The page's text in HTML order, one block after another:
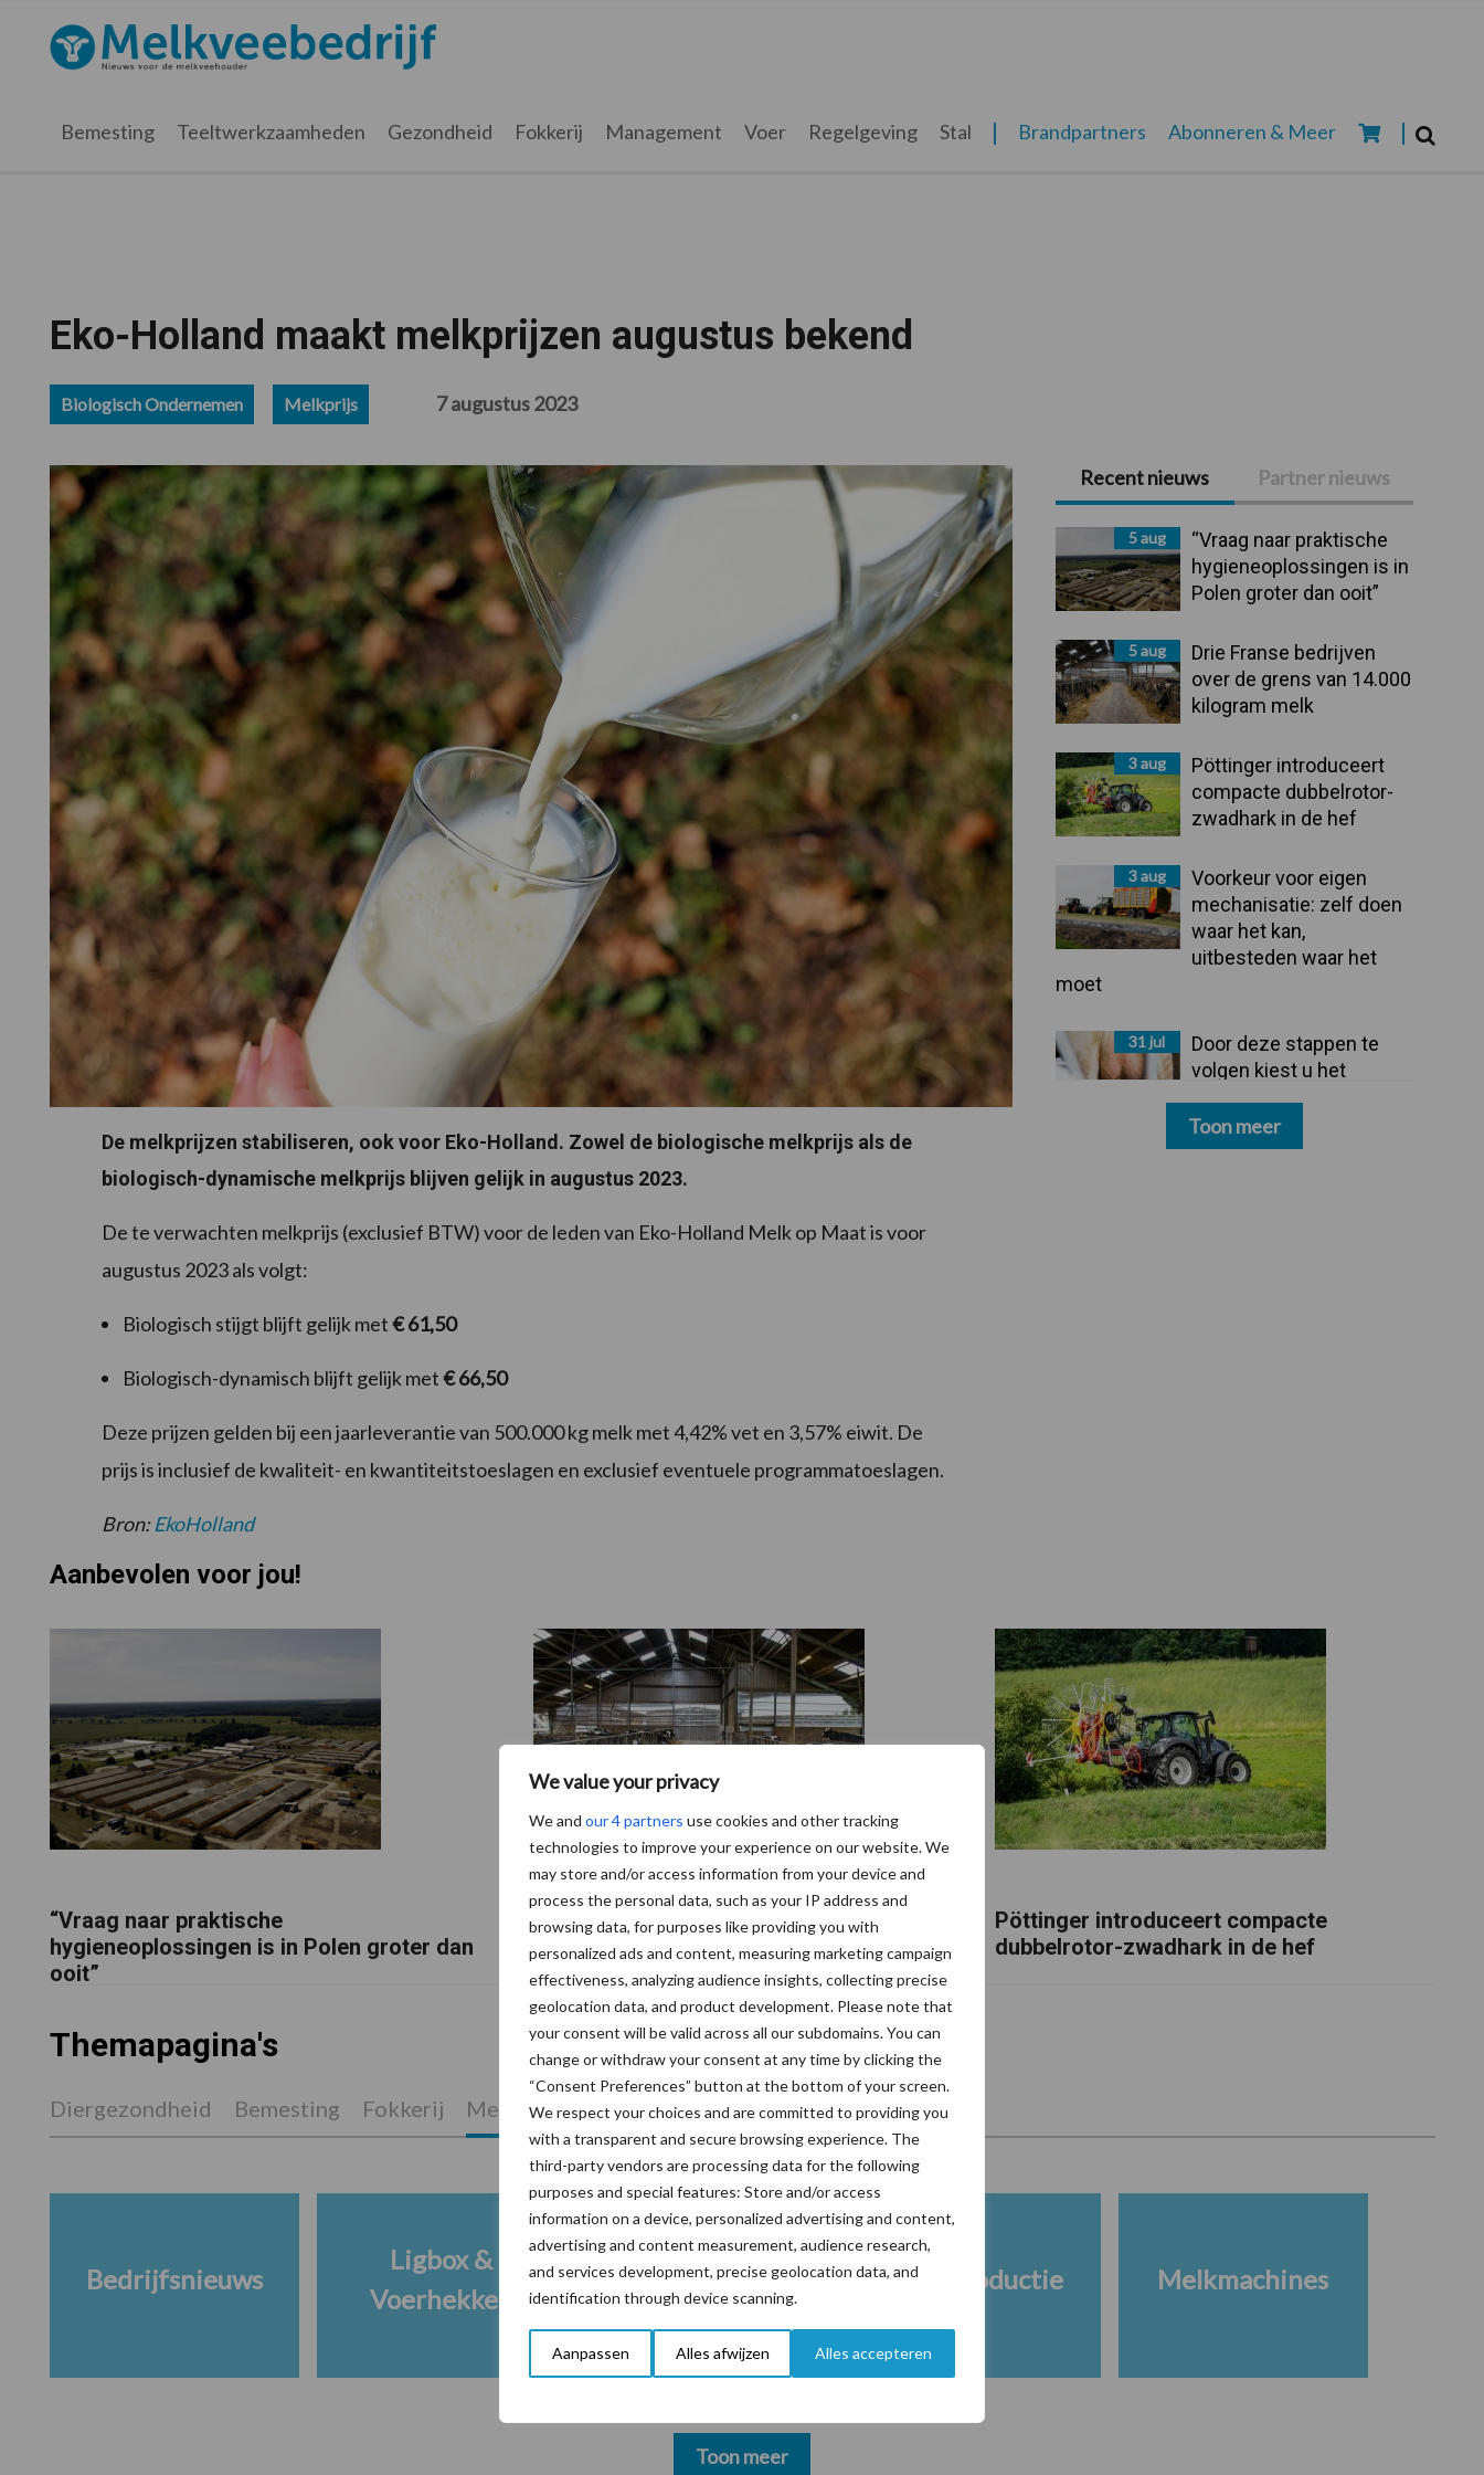
We value your privacy
We and our 4 partners use cookies and other tracking
technologies to improve your experience on our website. We
may store and/or access information from your device and
process the personal data, such as your IP address and
browsing data, for purposes like providing you with
personalized ads and content, measuring marketing campaign
effectiveness, analyzing audience insights, collecting precise
geolocation data, and product development. Please note that
your consent will be valid across all our subdomains. You can
change or withdraw your consent at any time by clicking the
“Consent Preferences” button at the bottom of your screen.
We respect your choices and are committed to providing you
with a transparent and secure browsing experience. The
third-party vendors are processing data for the following
purposes and special features: Store and/or access
information on a device, personalized advertising and content,
advertising and content measurement, audience research,
and services development, precise geolocation data, and
identification through device scanning.
Aanpassen Alles afwijzen Alles accepteren
hoofdnavigatie
hoofd
eerste
voettekst
Melkveebedrijf.nl
Bemesting Teeltwerkzaamheden Gezondheid Fokkerij Management Voer Regelgeving Stal Brandpartners Abonneren & Meer
Eko-Holland maakt melkprijzen augustus bekend
Biologisch Ondernemen Melkprijs 7 augustus 2023
De melkprijzen stabiliseren, ook voor Eko-Holland. Zowel de biologische melkprijs als de
biologisch-dynamische melkprijs blijven gelijk in augustus 2023.
De te verwachten melkprijs (exclusief BTW) voor de leden van Eko-Holland Melk op Maat is voor
augustus 2023 als volgt:
Biologisch stijgt blijft gelijk met€ 61,50
Biologisch-dynamisch blijft gelijk met€ 66,50
Deze prijzen gelden bij een jaarleverantie van 500.000 kg melk met 4,42% vet en 3,57% eiwit. De
prijs is inclusief de kwaliteit- en kwantiteitstoeslagen en exclusief eventuele programmatoeslagen.
Bron:EkoHolland
Primaire
Sidebar
Recent nieuws Partner nieuws
5 aug
“Vraag naar praktische
hygieneoplossingen is in
Polen groter dan ooit”
5 aug
Drie Franse bedrijven
over de grens van 14.000
kilogram melk
3 aug
Pöttinger introduceert
compacte dubbelrotor-
zwadhark in de hef
3 aug
Voorkeur voor eigen
mechanisatie: zelf doen
waar het kan,
uitbesteden waar het
moet
31 jul
Door deze stappen te
volgen kiest u het
dipmiddel dat bij uw
bedrijf past
Toon meer
Aanbevolen voor jou!
“Vraag naar praktische
hygieneoplossingen is in Polen groter dan
ooit”
Drie Franse bedrijven over de grens van
14.000 kilogram melk
Pöttinger introduceert compacte
dubbelrotor-zwadhark in de hef
Themapagina's
Diergezondheid Bemesting Fokkerij Melkveebedrijf Veevoer Wet en regelgeving
Bedrijfsnieuws
Ligbox &
Voerhekken
Melkproductie Melkmachines
Toon meer